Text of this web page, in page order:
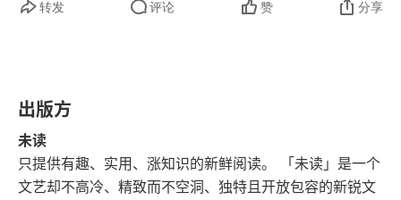
第七章 文森特先生
第九章 终于有个家
第十章 艺术家小屋
第十一章 暴风雨前奏
转发 评论 赞 分享
出版方
未读
只提供有趣、实用、涨知识的新鲜阅读。 「未读」是一个
文艺却不高冷、精致而不空洞、独特且开放包容的新锐文